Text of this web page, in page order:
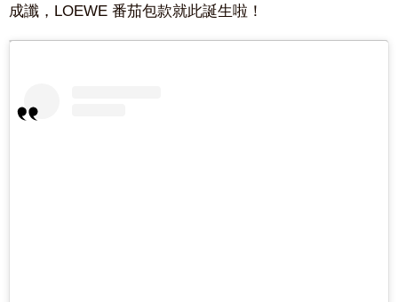
成讖，LOEWE 番茄包款就此誕生啦！